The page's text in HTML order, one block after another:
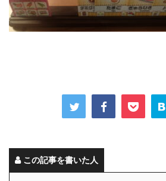
この記事を書いた人